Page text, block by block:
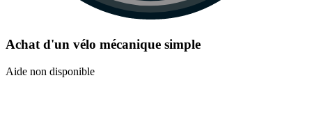
Achat d'un vélo mécanique simple
Aide non disponible